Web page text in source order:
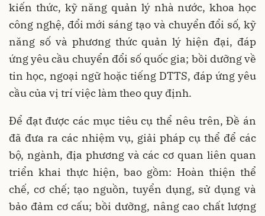
kiến thức, kỹ năng quản lý nhà nước, khoa học
công nghệ, đổi mới sáng tạo và chuyển đổi số, kỹ
năng số và phương thức quản lý hiện đại, đáp
ứng yêu cầu chuyển đổi số quốc gia; bồi dưỡng về
tin học, ngoại ngữ hoặc tiếng DTTS, đáp ứng yêu
cầu của vị trí việc làm theo quy định.
Để đạt được các mục tiêu cụ thể nêu trên, Đề án
đã đưa ra các nhiệm vụ, giải pháp cụ thể để các
bộ, ngành, địa phương và các cơ quan liên quan
triển khai thực hiện, bao gồm: Hoàn thiện thể
chế, cơ chế; tạo nguồn, tuyển dụng, sử dụng và
bảo đảm cơ cấu; bồi dưỡng, nâng cao chất lượng